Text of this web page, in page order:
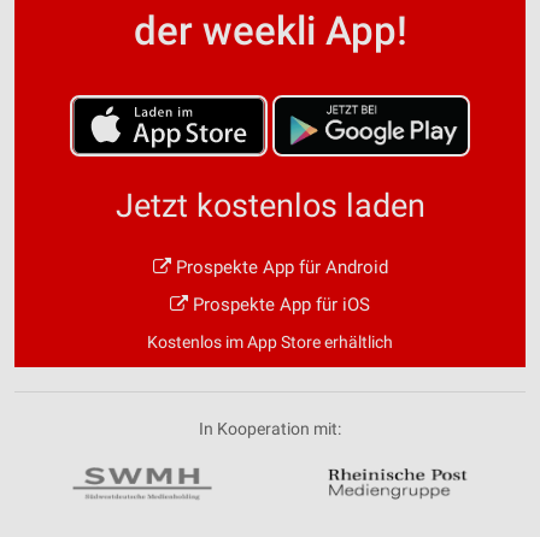
der weekli App!
Jetzt kostenlos laden
Prospekte App für Android
Prospekte App für iOS
Kostenlos im App Store erhältlich
In Kooperation mit: